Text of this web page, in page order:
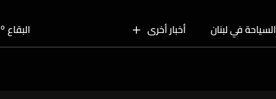
السياحة في لبنان أخبار أخرى البقاع o
الجنوب o